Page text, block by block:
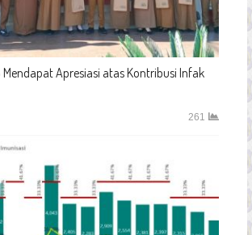
Mendapat Apresiasi atas Kontribusi Infak
261